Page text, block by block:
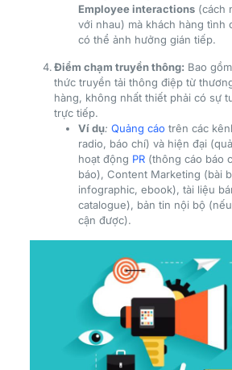
Employee interactions(cách
với nhau) mà khách hàng tình
có thể ảnh hưởng gián tiếp.
Điểm chạm truyền thông: Bao
thức truyền tải thông điệp từ
hàng, không nhất thiết phải có sự
trực tiếp.
Ví dụ: Quảng cáotrên các
radio, báo chí) và hiện đại
hoạt động PR(thông cáo báo
báo), Content Marketing (bài
infographic, ebook), tài liệu
catalogue), bản tin nội bộ
cận được).